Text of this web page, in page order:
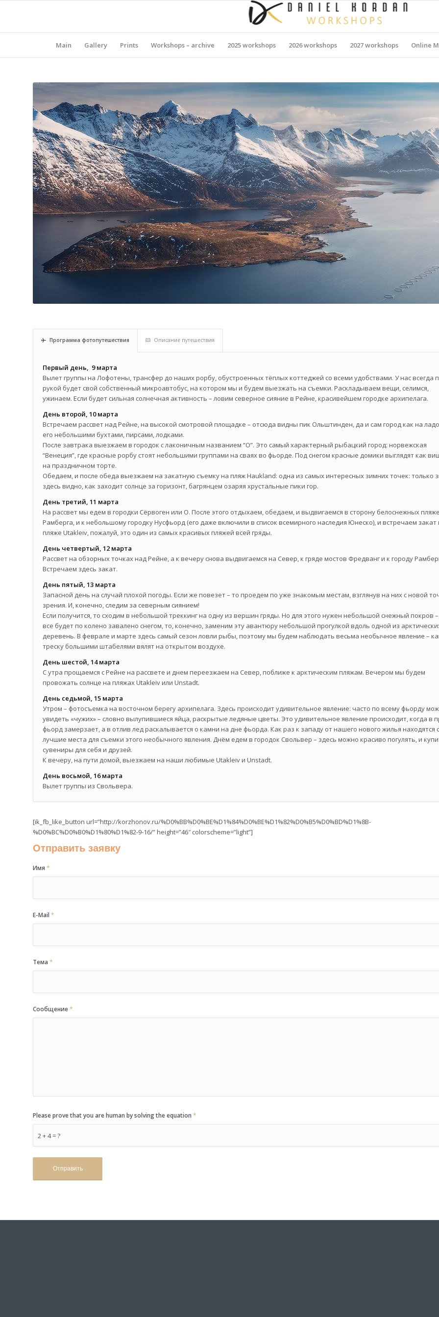
Main Gallery Prints Workshops – archive 2025 workshops 2026 workshops 2027 workshops Online
Программа фотопутешествия Описание путешествия
Первый день, 9 марта
Вылет группы на Лофотены, трансфер до наших рорбу, обустроенных тёплых коттеджей со всеми удобствами. У нас всегда
рукой будет свой собственный микроавтобус, на котором мы и будем выезжать на съемки. Раскладываем вещи, селимся,
ужинаем. Если будет сильная солнечная активность – ловим северное сияние в Рейне, красивейшем городке архипелага.
День второй, 10 марта
Встречаем рассвет над Рейне, на высокой смотровой площадке – отсюда видны пик Ольштинден, да и сам город как на
его небольшими бухтами, пирсами, лодками.
После завтрака выезжаем в городок с лаконичным названием “О”. Это самый характерный рыбацкий город: норвежская
“Венеция”, где красные рорбу стоят небольшими группами на сваях во фьорде. Под снегом красные домики выглядят как
на праздничном торте.
Обедаем, и после обеда выезжаем на закатную съемку на пляж Haukland: одна из самых интересных зимних точек: только
здесь видно, как заходит солнце за горизонт, багрянцем озаряя хрустальные пики гор.
День третий, 11 марта
На рассвет мы едем в городки Сёрвоген или О. После этого отдыхаем, обедаем, и выдвигаемся в сторону белоснежных
Рамберга, и к небольшому городку Нусфьорд (его даже включили в список всемирного наследия Юнеско), и встречаем закат
пляже Utakleiv, пожалуй, это один из самых красивых пляжей всей гряды.
День четвертый, 12 марта
Рассвет на обзорных точках над Рейне, а к вечеру снова выдвигаемся на Север, к гряде мостов Фредванг и к городу
Встречаем здесь закат.
День пятый, 13 марта
Запасной день на случай плохой погоды. Если же повезет – то проедем по уже знакомым местам, взглянув на них с новой
зрения. И, конечно, следим за северным сиянием!
Если получится, то сходим в небольшой треккинг на одну из вершин гряды. Но для этого нужен небольшой снежный покров –
все будет по колено завалено снегом, то, конечно, заменим эту авантюру небольшой прогулкой вдоль одной из
деревень. В феврале и марте здесь самый сезон ловли рыбы, поэтому мы будем наблюдать весьма необычное явление –
треску большими штабелями вялят на открытом воздухе.
День шестой, 14 марта
С утра прощаемся с Рейне на рассвете и днем переезжаем на Север, поближе к арктическим пляжам. Вечером мы будем
провожать солнце на пляжах Utakleiv или Unstadt.
День седьмой, 15 марта
Утром – фотосъемка на восточном берегу архипелага. Здесь происходит удивительное явление: часто по всему фьорду
увидеть «чужих» – словно вылупившиеся яйца, раскрытые ледяные цветы. Это удивительное явление происходит, когда в
фьорд замерзает, а в отлив лед раскалывается о камни на дне фьорда. Как раз к западу от нашего нового жилья находятся
лучшие места для съемки этого необычного явления. Днём едем в городок Свольвер – здесь можно красиво погулять, и
сувениры для себя и друзей.
К вечеру, на пути домой, выезжаем на наши любимые Utakleiv и Unstadt.
День восьмой, 16 марта
Вылет группы из Свольвера.
[ik_fb_like_button url=”http://korzhonov.ru/%D0%BB%D0%BE%D1%84%D0%BE%D1%82%D0%B5%D0%BD%D1%8B-
%D0%BC%D0%B0%D1%80%D1%82-9-16/” height=”46″ colorscheme=”light”]
Отправить заявку
Имя *
E-Mail *
Тема *
Сообщение*
2 + 4 = ?
Please prove that you are human by solving the equation *